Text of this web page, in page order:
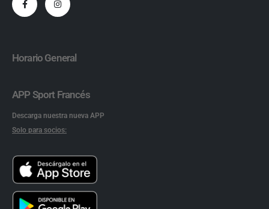
Horario General
APP Sport Francés
Descarga nuestra nueva APP
Solo para socios: